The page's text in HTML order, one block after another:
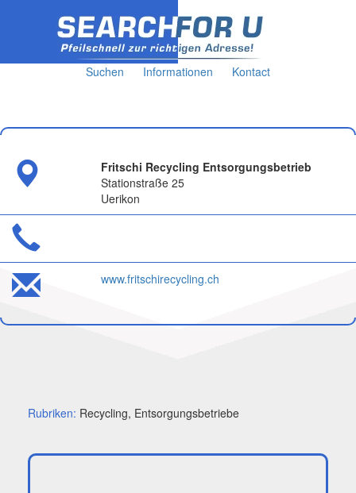
Suchen Informationen Kontact
Fritschi Recycling Entsorgungsbetrieb
Stationstraße 25
Uerikon
www.fritschirecycling.ch
Rubriken: Recycling, Entsorgungsbetriebe